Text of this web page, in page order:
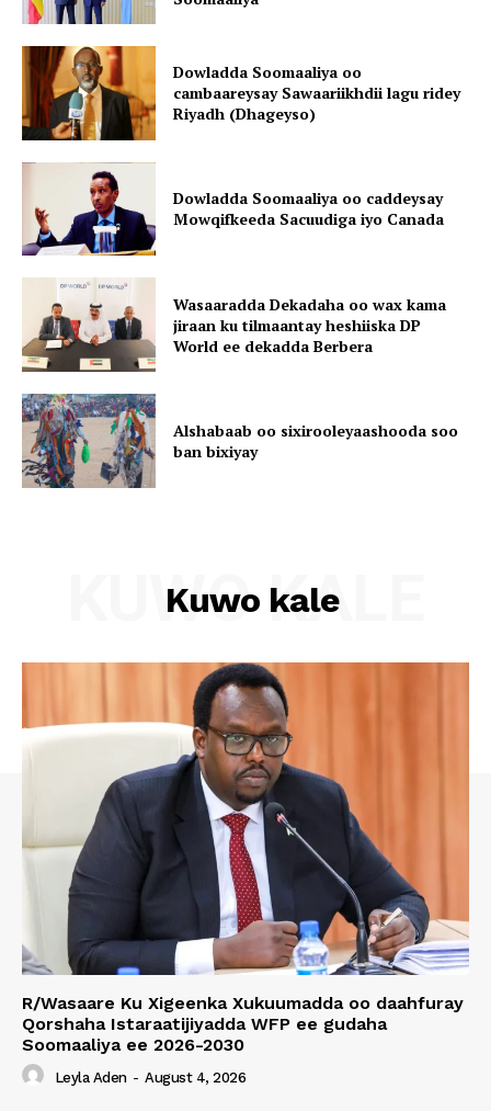
Dowladda Soomaaliya oo
cambaareysay Sawaariikhdii lagu ridey
Riyadh (Dhageyso)
Dowladda Soomaaliya oo caddeysay
Mowqifkeeda Sacuudiga iyo Canada
Wasaaradda Dekadaha oo wax kama
jiraan ku tilmaantay heshiiska DP
World ee dekadda Berbera
Alshabaab oo sixirooleyaashooda soo
ban bixiyay
Kuwo kale
KUWO KALE
R/Wasaare Ku Xigeenka Xukuumadda oo daahfuray
Qorshaha Istaraatijiyadda WFP ee gudaha
Soomaaliya ee 2026-2030
Leyla Aden - August 4, 2026